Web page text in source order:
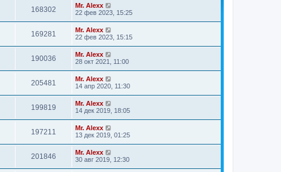
168302
Mr. Alexx
22 фев 2023, 15:25
169281
Mr. Alexx
22 фев 2023, 15:15
190036
Mr. Alexx
28 окт 2021, 11:00
205481
Mr. Alexx
14 апр 2020, 11:30
199819
Mr. Alexx
14 дек 2019, 18:05
197211
Mr. Alexx
13 дек 2019, 01:25
201846
Mr. Alexx
30 авг 2019, 12:30